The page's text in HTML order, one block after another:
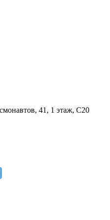
41, 1 этаж, С20